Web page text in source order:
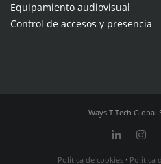
Equipamiento audiovisual
Control de accesos y presencia
WaysIT Tech
Política de cookies · Política